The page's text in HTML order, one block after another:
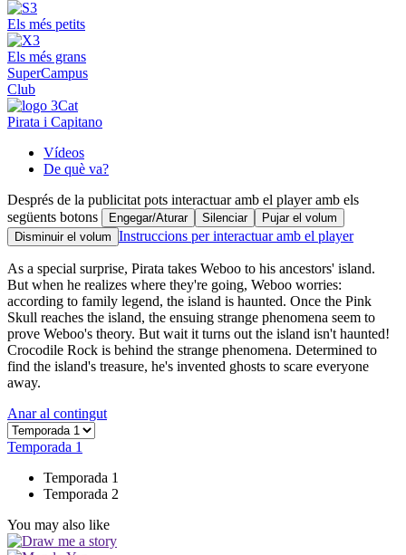
Els més petits
Els més grans
SuperCampus
Club
Pirata i Capitano
Vídeos
De què va?
Després de la publicitat pots interactuar amb el player amb els
següents botons
Engegar/Aturar Silenciar
Pujar el volum
Disminuir el volum Instruccions per interactuar amb el player
As a special surprise, Pirata takes Weboo to his ancestors' island.
But when he realizes where they're going, Weboo worries:
according to family legend, the island is haunted. Once the Pink
Skull reaches the island, the ensuing strange phenomena seem to
prove Weboo's theory. But wait it turns out the island isn't haunted!
Crocodile Rock is behind the strange phenomena. Determined to
find the island's treasure, he's invented ghosts to scare everyone
away.
Anar al contingut
Temporada 1
Temporada 1
Temporada 2
You may also like